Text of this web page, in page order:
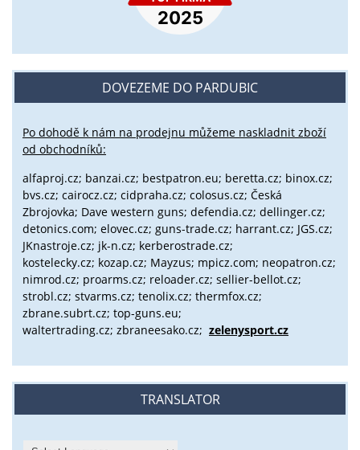
DOVEZEME DO PARDUBIC
Po dohodě k nám na prodejnu můžeme naskladnit zboží
od obchodníků:
alfaproj.cz; banzai.cz; bestpatron.eu; beretta.cz; binox.cz;
bvs.cz; cairocz.cz; cidpraha.cz; colosus.cz; Česká
Zbrojovka; Dave western guns; defendia.cz; dellinger.cz;
detonics.com; elovec.cz; guns-trade.cz; harrant.cz; JGS.cz;
JKnastroje.cz; jk-n.cz; kerberostrade.cz;
kostelecky.cz; kozap.cz; Mayzus; mpicz.com; neopatron.cz;
nimrod.cz; proarms.cz; reloader.cz; sellier-bellot.cz;
strobl.cz; stvarms.cz; tenolix.cz; thermfox.cz;
zbrane.subrt.cz; top-guns.eu;
waltertrading.cz; zbraneesako.cz; zelenysport.cz
TRANSLATOR